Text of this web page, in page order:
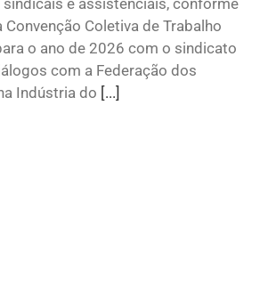
Coletiva de Trabalho
o ano de 2026 com o sindicato
com a Federação dos
Indústria do [...]